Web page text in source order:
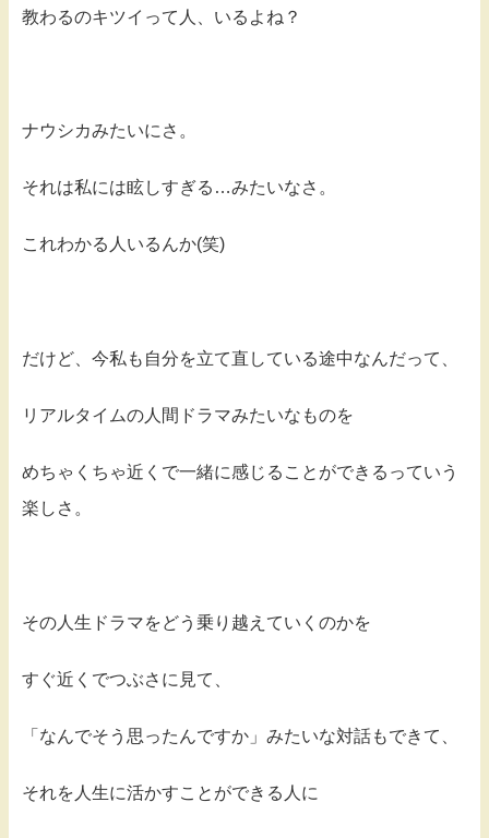
教わるのキツイって人、いるよね？
ナウシカみたいにさ。
それは私には眩しすぎる…みたいなさ。
これわかる人いるんか(笑)
だけど、今私も自分を立て直している途中なんだって、
リアルタイムの人間ドラマみたいなものを
めちゃくちゃ近くで一緒に感じることができるっていう
楽しさ。
その人生ドラマをどう乗り越えていくのかを
すぐ近くでつぶさに見て、
「なんでそう思ったんですか」みたいな対話もできて、
それを人生に活かすことができる人に